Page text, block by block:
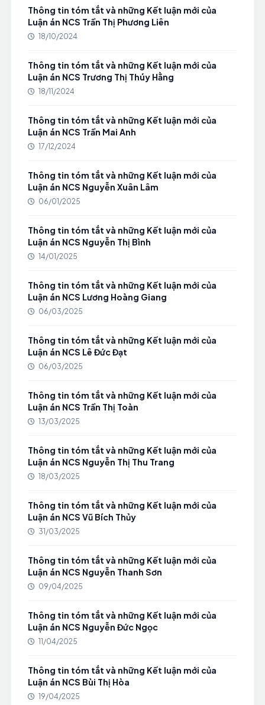
Thông tin tóm tắt và những Kết luận mới của
Luận án NCS Trần Thị Phương Liên
18/10/2024
Thông tin tóm tắt và những Kết luận mới của
Luận án NCS Trương Thị Thúy Hằng
18/11/2024
Thông tin tóm tắt và những Kết luận mới của
Luận án NCS Trần Mai Anh
17/12/2024
Thông tin tóm tắt và những Kết luận mới của
Luận án NCS Nguyễn Xuân Lâm
06/01/2025
Thông tin tóm tắt và những Kết luận mới của
Luận án NCS Nguyễn Thị Bình
14/01/2025
Thông tin tóm tắt và những Kết luận mới của
Luận án NCS Lương Hoàng Giang
06/03/2025
Thông tin tóm tắt và những Kết luận mới của
Luận án NCS Lê Đức Đạt
06/03/2025
Thông tin tóm tắt và những Kết luận mới của
Luận án NCS Trần Thị Toàn
13/03/2025
Thông tin tóm tắt và những Kết luận mới của
Luận án NCS Nguyễn Thị Thu Trang
18/03/2025
Thông tin tóm tắt và những Kết luận mới của
Luận án NCS Vũ Bích Thủy
31/03/2025
Thông tin tóm tắt và những Kết luận mới của
Luận án NCS Nguyễn Thanh Sơn
09/04/2025
Thông tin tóm tắt và những Kết luận mới của
Luận án NCS Nguyễn Đức Ngọc
11/04/2025
Thông tin tóm tắt và những Kết luận mới của
Luận án NCS Bùi Thị Hòa
19/04/2025